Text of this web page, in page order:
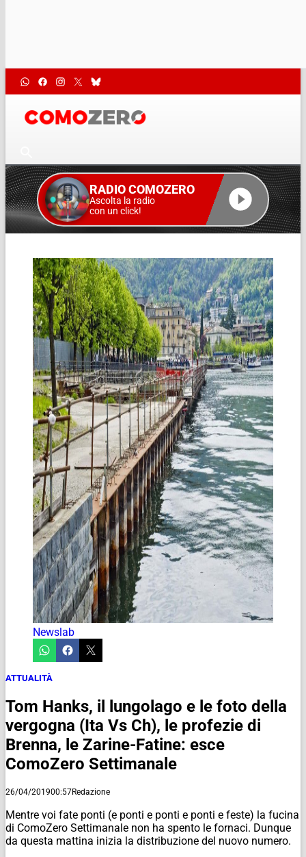
RADIO COMOZERO
Ascolta la radio
con un click!
Newslab
ATTUALITÀ
Tom Hanks, il lungolago e le foto della
vergogna (Ita Vs Ch), le profezie di
Brenna, le Zarine-Fatine: esce
ComoZero Settimanale
26/04/201900:57Redazione
Mentre voi fate ponti (e ponti e ponti e ponti e feste) la fucina
di ComoZero Settimanale non ha spento le fornaci. Dunque
da questa mattina inizia la distribuzione del nuovo numero.